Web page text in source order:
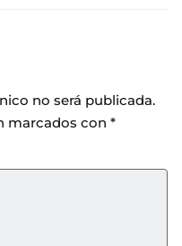
no será publicada.
marcados con *